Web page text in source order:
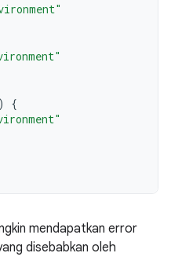
)
{
mendapatkan error
disebabkan oleh